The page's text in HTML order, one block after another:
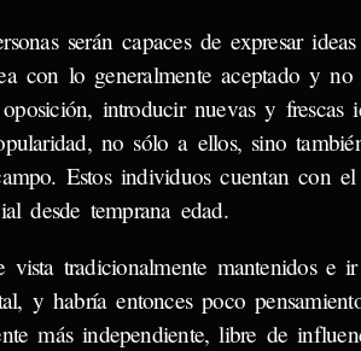
serán capaces de expresar
con lo generalmente aceptado y no
introducir nuevas y frescas
no sólo a ellos, sino
Estos individuos cuentan con
desde temprana edad.
tradicionalmente mantenidos e
y habría entonces poco
más independiente, libre de